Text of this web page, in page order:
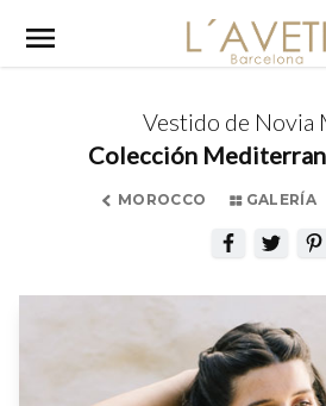
content
Vestido de Novia
Colección
MOROCCO GALERÍA